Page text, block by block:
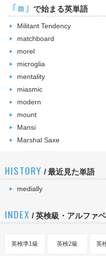
｢m｣ で始まる英単語
Militant Tendency
matchboard
morel
microglia
mentality
miasmic
modern
mount
Mansi
Marshal Saxe
HISTORY /最近見た単語
medially
INDEX / 英検級・アルファベ
英検準1級 英検2級 英